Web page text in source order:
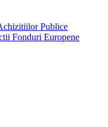
Publice
Fonduri Europene